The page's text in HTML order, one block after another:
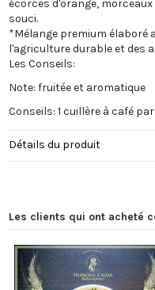
écorces d'orange,
souci.
*Mélange premium élaboré
l'agriculture durable et des
Les Conseils:
Note: fruitée et aromatique
Conseils: 1 cuillère à café
Détails du produit
Les clients qui ont acheté